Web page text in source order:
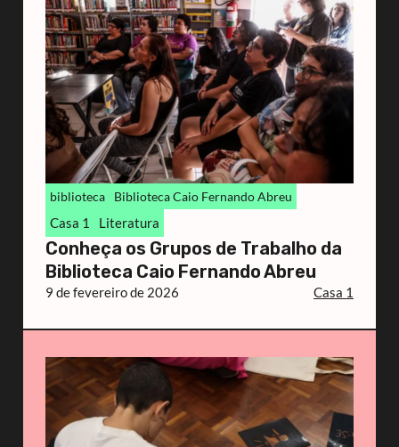
biblioteca Biblioteca Caio Fernando Abreu
Casa 1 Literatura
Conheça os Grupos de Trabalho da
Biblioteca Caio Fernando Abreu
9 de fevereiro de 2026 Casa 1